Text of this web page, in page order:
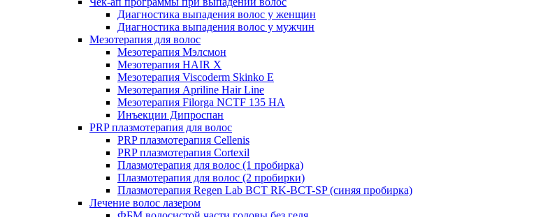
Диагностика выпадения волос у женщин
Диагностика выпадения волос у мужчин
Мезотерапия для волос
Мезотерапия Мэлсмон
Мезотерапия HAIR X
Мезотерапия Viscoderm Skinko E
Мезотерапия Apriline Hair Line
Мезотерапия Filorga NCTF 135 HA
Инъекции Дипроспан
PRP плазмотерапия для волос
PRP плазмотерапия Cellenis
PRP плазмотерапия Cortexil
Плазмотерапия для волос (1 пробирка)
Плазмотерапия для волос (2 пробирки)
Плазмотерапия Regen Lab BCT RK-BCT-SP (синяя пробирка)
Лечение волос лазером